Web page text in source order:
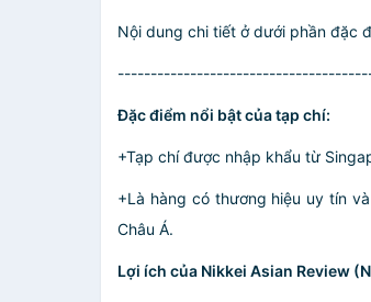
Nội dung chi tiết ở dưới phần đặc
Đặc điểm nổi bật của tạp chí:
+Tạp chí được nhập khẩu từ
+Là hàng có thương hiệu uy tín
Châu Á.
Lợi ích của Nikkei Asian Review